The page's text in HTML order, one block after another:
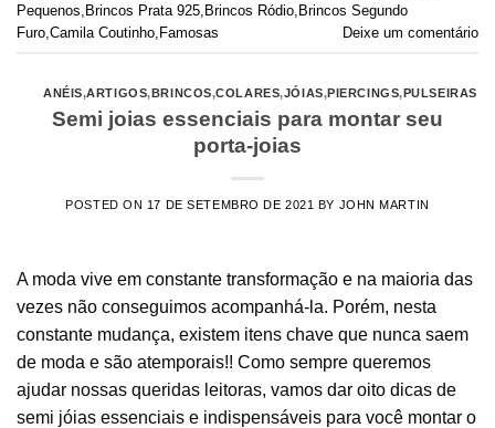
Pequenos Brincos Prata 925 Brincos Ródio Brincos Segundo
Furo Camila Coutinho Famosas Deixe um comentário
ANÉIS,ARTIGOS, BRINCOS,COLARES,JÓIAS,PIERCINGS, PULSEIRAS
Semi joias essenciais para montar seu
porta-joias
POSTED ON 17 DE SETEMBRO DE 2021 BY JOHN MARTIN
A moda vive em constante transformação e na maioria das
vezes não conseguimos acompanhá-la. Porém, nesta
constante mudança, existem itens chave que nunca saem
de moda e são atemporais!! Como sempre queremos
ajudar nossas queridas leitoras, vamos dar oito dicas de
semi jóias essenciais e indispensáveis para você montar o